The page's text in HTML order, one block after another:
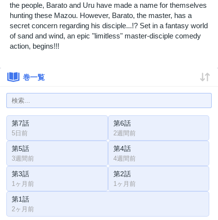
the people, Barato and Uru have made a name for themselves
hunting these Mazou. However, Barato, the master, has a
secret concern regarding his disciple...!? Set in a fantasy world
of sand and wind, an epic "limitless" master-disciple comedy
action, begins!!!
巻一覧
第7話
5日前
第6話
2週間前
第5話
3週間前
第4話
4週間前
第3話
1ヶ月前
第2話
1ヶ月前
第1話
2ヶ月前